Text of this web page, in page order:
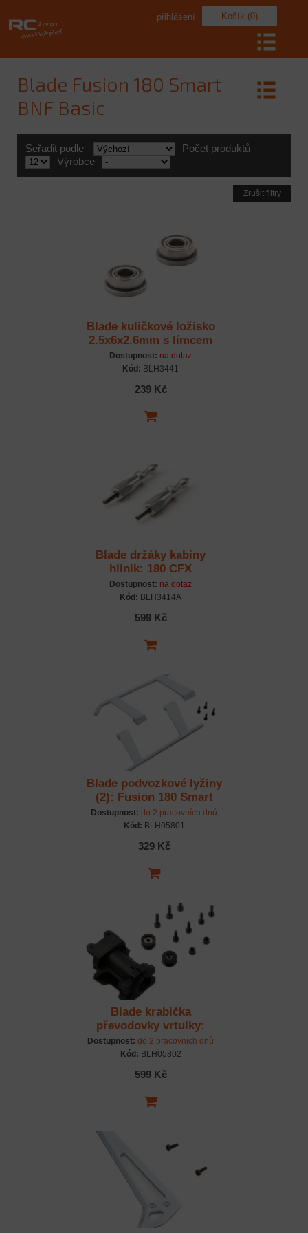
Košík (0)
přihlášení
Blade Fusion 180 Smart
BNF Basic
Seřadit podle
Počet produktů
Výrobce
Zrušit filtry
Blade kuličkové ložisko
2.5x6x2.6mm s límcem
(2)
Dostupnost: na dotaz
Kód: BLH3441
239 Kč
Blade držáky kabiny
hliník: 180 CFX
Dostupnost: na dotaz
Kód: BLH3414A
599 Kč
Blade podvozkové lyžiny
(2): Fusion 180 Smart
Dostupnost: do 2 pracovních dnů
Kód: BLH05801
329 Kč
Blade krabička
převodovky vrtulky:
Fusion 180 Smart
Dostupnost: do 2 pracovních dnů
Kód: BLH05802
599 Kč